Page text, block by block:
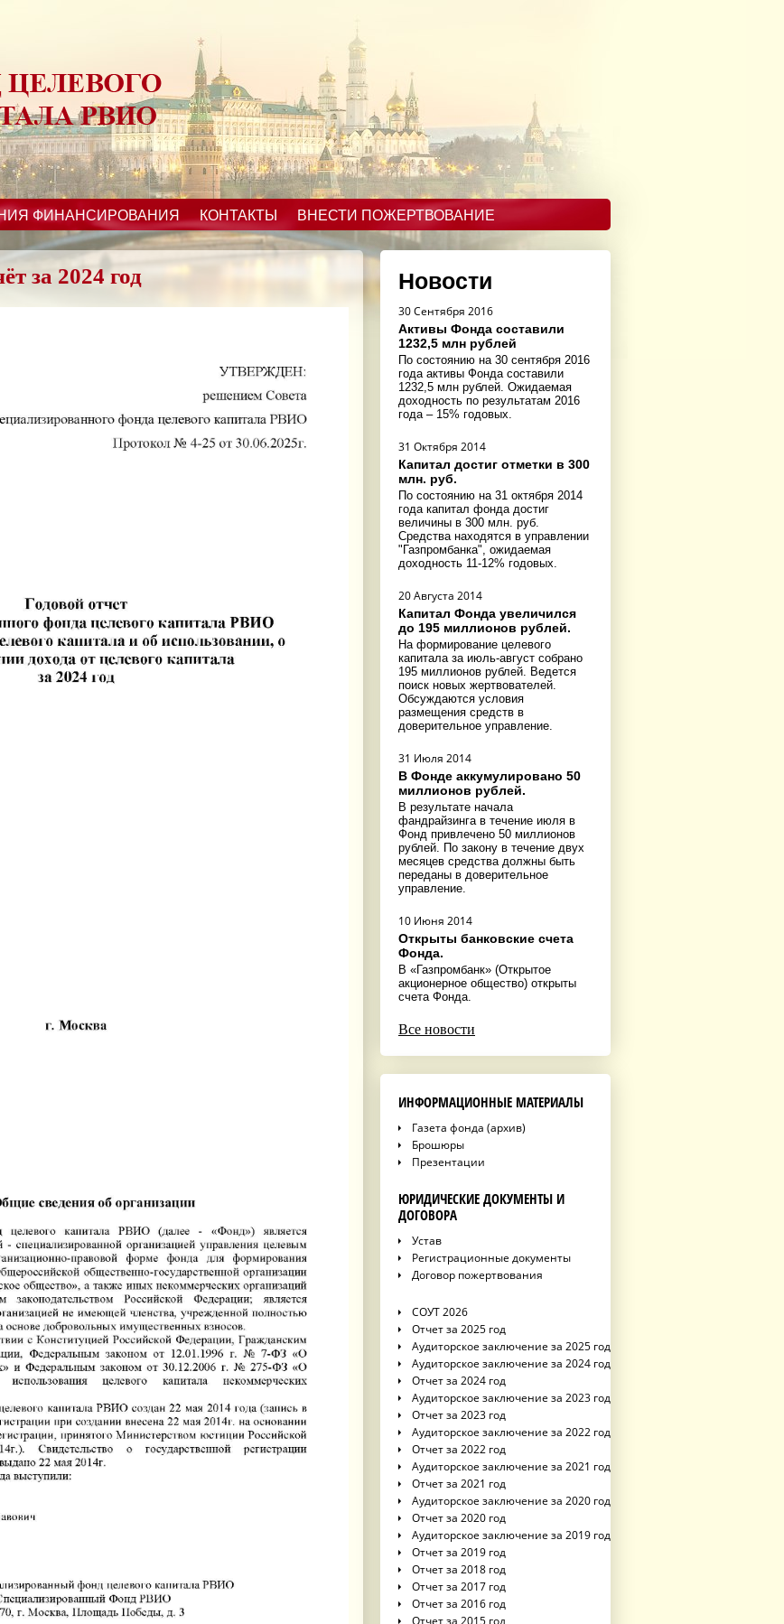
ФИНАНСИРОВАНИЯ КОНТАКТЫ ВНЕСТИ ПОЖЕРТВОВАНИЕ
за 2024 год Новости
30 Сентября 2016
Активы Фонда составили
1232,5 млн рублей
По состоянию на 30 сентября 2016
года активы Фонда составили
1232,5 млн рублей. Ожидаемая
доходность по результатам 2016
года – 15% годовых.
31 Октября 2014
Капитал достиг отметки в 300
млн. руб.
По состоянию на 31 октября 2014
года капитал фонда достиг
величины в 300 млн. руб.
Средства находятся в управлении
"Газпромбанка", ожидаемая
доходность 11-12% годовых.
20 Августа 2014
Капитал Фонда увеличился
до 195 миллионов рублей.
На формирование целевого
капитала за июль-август собрано
195 миллионов рублей. Ведется
поиск новых жертвователей.
Обсуждаются условия
размещения средств в
доверительное управление.
31 Июля 2014
В Фонде аккумулировано 50
миллионов рублей.
В результате начала
фандрайзинга в течение июля в
Фонд привлечено 50 миллионов
рублей. По закону в течение двух
месяцев средства должны быть
переданы в доверительное
управление.
10 Июня 2014
Открыты банковские счета
Фонда.
В «Газпромбанк» (Открытое
акционерное общество) открыты
счета Фонда.
Все новости
ИНФОРМАЦИОННЫЕ МАТЕРИАЛЫ
Газета фонда (архив)
Брошюры
Презентации
ЮРИДИЧЕСКИЕ ДОКУМЕНТЫ И
ДОГОВОРА
Устав
Регистрационные документы
Договор пожертвования
СОУТ 2026
Отчет за 2025 год
Аудиторское заключение за 2025 год
Аудиторское заключение за 2024 год
Отчет за 2024 год
Аудиторское заключение за 2023 год
Отчет за 2023 год
Аудиторское заключение за 2022 год
Отчет за 2022 год
Аудиторское заключение за 2021 год
Отчет за 2021 год
Аудиторское заключение за 2020 год
Отчет за 2020 год
Аудиторское заключение за 2019 год
Отчет за 2019 год
Отчет за 2018 год
Отчет за 2017 год
Отчет за 2016 год
Отчет за 2015 год